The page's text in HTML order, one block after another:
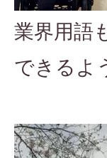
業界用語
できるよ